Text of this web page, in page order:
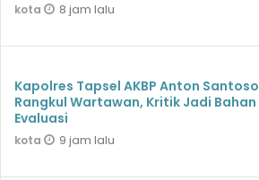
kota 8 jam lalu
Kapolres Tapsel AKBP Anton Santoso
Rangkul Wartawan, Kritik Jadi Bahan
Evaluasi
kota 9 jam lalu